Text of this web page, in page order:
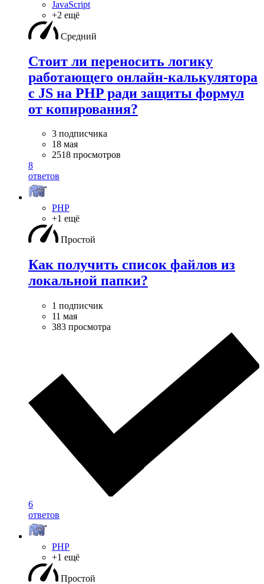
JavaScript
+2 ещё
Средний
Стоит ли переносить логику
работающего онлайн-калькулятора
с JS на PHP ради защиты формул
от копирования?
3 подписчика
18 мая
2518 просмотров
8
ответов
PHP
+1 ещё
Простой
Как получить список файлов из
локальной папки?
1 подписчик
11 мая
383 просмотра
6
ответов
PHP
+1 ещё
Простой